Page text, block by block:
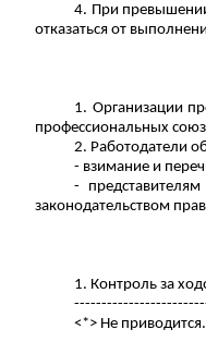
4. При
отказаться от
1. Организации
профессиональных
2. Работодатели
- взимание и
-
законодательством
1. Контроль за
<*> Не приводится.